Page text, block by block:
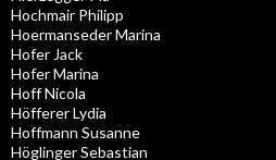
Hochmair Philipp
Hoermanseder Marina
Hofer Jack
Hofer Marina
Hoff Nicola
Höfferer Lydia
Hoffmann Susanne
Höglinger Sebastian